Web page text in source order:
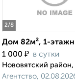
2/8
Дом 82м², 1-
1 000 ₽ в сутки
Нововятский
Агентство,